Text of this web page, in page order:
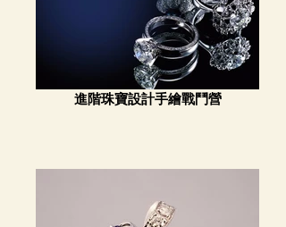
進階珠寶設計手繪戰鬥營